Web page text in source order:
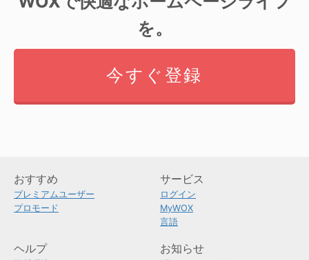
を。
今すぐ登録
おすすめ
プレミアムユーザー
プロモード
サービス
ログイン
MyWOX
言語
ヘルプ お知らせ